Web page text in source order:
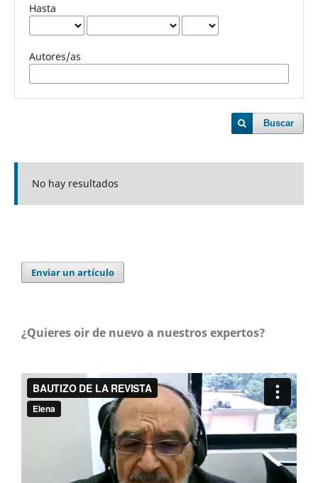
Hasta
Autores/as
Buscar
No hay resultados
Enviar un artículo
¿Quieres oir de nuevo a nuestros expertos?